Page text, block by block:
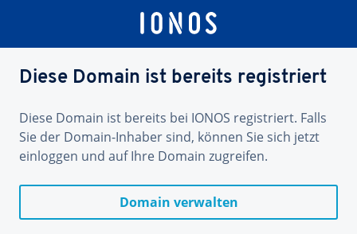
Diese Domain ist bereits registriert
Diese Domain ist bereits bei IONOS registriert. Falls
Sie der Domain-Inhaber sind, können Sie sich jetzt
einloggen und auf Ihre Domain zugreifen.
Domain verwalten